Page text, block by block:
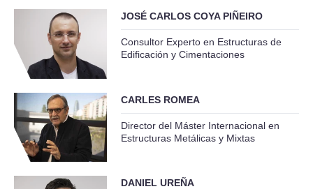
JOSÉ CARLOS COYA PIÑEIRO
Consultor Experto en Estructuras de
Edificación y Cimentaciones
CARLES ROMEA
Director del Máster Internacional en
Estructuras Metálicas y Mixtas
DANIEL UREÑA